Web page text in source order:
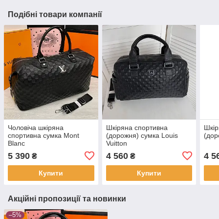
Подібні товари компанії
Чоловіча шкіряна
спортивна сумка Mont
Blanc
5 390 ₴
Купити
Шкіряна спортивна
(дорожня) сумка Louis
Vuitton
4 560₴
Купити
4
Акційні пропозиції та новинки
–5%